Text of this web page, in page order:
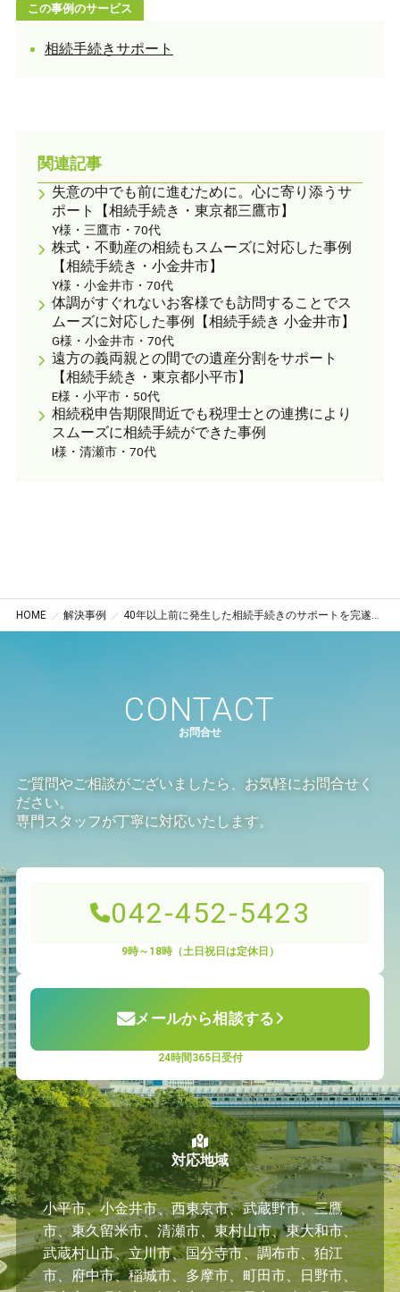
この事例のサービス
相続手続きサポート
関連記事
失意の中でも前に進むために。心に寄り添うサ
ポート【相続手続き・東京都三鷹市】
Y様・三鷹市・70代
株式・不動産の相続もスムーズに対応した事例
【相続手続き・小金井市】
Y様・小金井市・70代
体調がすぐれないお客様でも訪問することでス
ムーズに対応した事例【相続手続き 小金井市】
G様・小金井市・70代
遠方の義両親との間での遺産分割をサポート
【相続手続き・東京都小平市】
E様・小平市・50代
相続税申告期限間近でも税理士との連携により
スムーズに相続手続ができた事例
I様・清瀬市・70代
HOME 解決事例
CONTACT
お問合せ
ご質問やご相談がございましたら、お気軽にお問合せく
ださい。
専門スタッフが丁寧に対応いたします。
042-452-5423
9時～18時（土日祝日は定休日）
メールから相談する
24時間365日受付
対応地域
小平市、小金井市、西東京市、武蔵野市、三鷹
市、東久留米市、清瀬市、東村山市、東大和市、
武蔵村山市、立川市、国分寺市、調布市、狛江
市、府中市、稲城市、多摩市、町田市、日野市、